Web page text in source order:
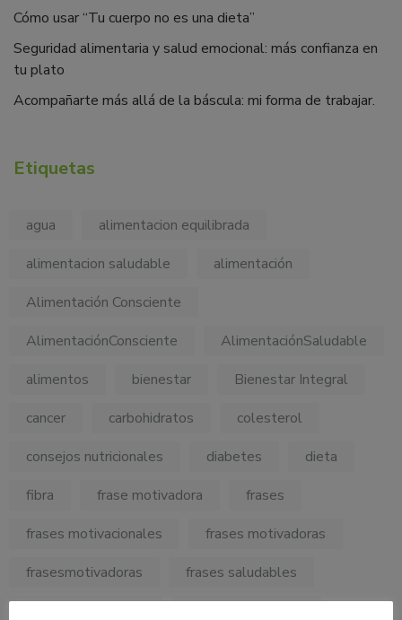
Cómo usar “Tu cuerpo no es una dieta”
Seguridad alimentaria y salud emocional: más confianza en
tu plato
Acompañarte más allá de la báscula: mi forma de trabajar.
Etiquetas
agua
alimentacion equilibrada
alimentacion saludable
alimentación
Alimentación Consciente
AlimentaciónConsciente
AlimentaciónSaludable
alimentos
bienestar
Bienestar Integral
cancer
carbohidratos
colesterol
consejos nutricionales
diabetes
dieta
fibra
frase motivadora
frases
frases motivacionales
frases motivadoras
frasesmotivadoras
frases saludables